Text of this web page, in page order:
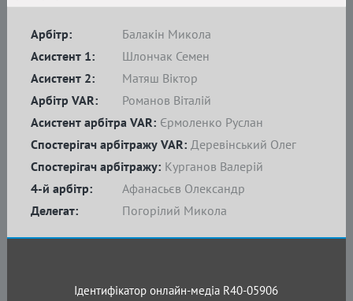
Арбітр:
Балакін Микола
Асистент 1:
Шлончак Семен
Асистент 2:
Матяш Віктор
4-й арбітр:
Афанасьєв Олександр
Делегат:
Погорілий Микола
Спостерігач арбітражу: Курганов Валерій
Арбітр VAR:
Романов Віталій
Асистент арбітра VAR: Єрмоленко Руслан
Спостерігач арбітражу VAR: Деревінський Олег
Ідентифікатор онлайн-медіа R40-05906